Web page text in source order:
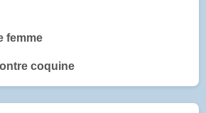
femme
coquine